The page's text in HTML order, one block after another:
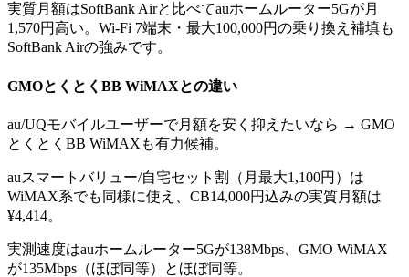
実質月額はSoftBank Airと比べてauホームルーター5Gが月
1,570円高い。Wi-Fi 7端末・最大100,000円の乗り換え補填も
SoftBank Airの強みです。
GMOとくとくBB WiMAXとの違い
au/UQモバイルユーザーで月額を安く抑えたいなら → GMO
とくとくBB WiMAXも有力候補。
auスマートバリュー/自宅セット割（月最大1,100円）は
WiMAX系でも同様に使え、CB14,000円込みの実質月額は
¥4,414。
実測速度はauホームルーター5Gが138Mbps、GMO WiMAX
が135Mbps（ほぼ同等）とほぼ同等。